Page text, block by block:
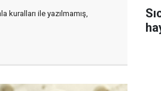
kuralları ile yazılmamış,